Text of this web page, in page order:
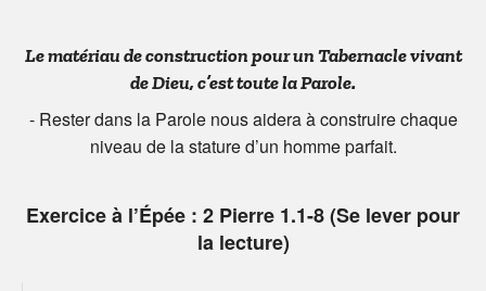
Le matériau de construction pour un Tabernacle vivant
de Dieu, c’est toute la Parole.
- Rester dans la Parole nous aidera à construire chaque
niveau de la stature d’un homme parfait.
Exercice à l’Épée : 2 Pierre 1.1-8 (Se lever pour
la lecture)